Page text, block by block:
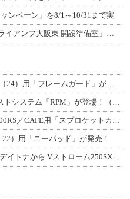
ンペーン」を8/1～10/31まで実
）用「ニーパッド」が発売！